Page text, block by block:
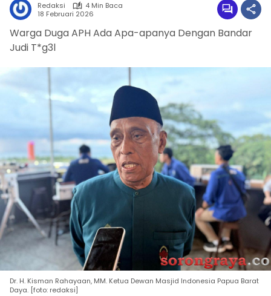
Redaksi
4 Min Baca
18 Februari 2026
Warga Duga APH Ada Apa-apanya Dengan Bandar
Judi T*g3l
Dr. H. Kisman Rahayaan, MM. Ketua Dewan Masjid Indonesia Papua Barat
Daya. [foto: redaksi]